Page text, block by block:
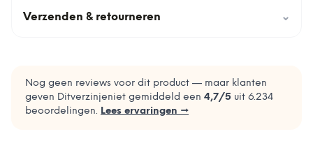
Verzenden & retourneren ⌄
Nog geen reviews voor dit product — maar klanten
geven Ditverzinjeniet gemiddeld een 4,7/5 uit 6.234
beoordelingen. Lees ervaringen →